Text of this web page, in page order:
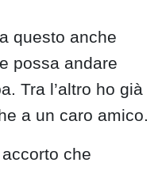
questo anche
possa andare
Tra l’altro ho già
a un caro amico.
che